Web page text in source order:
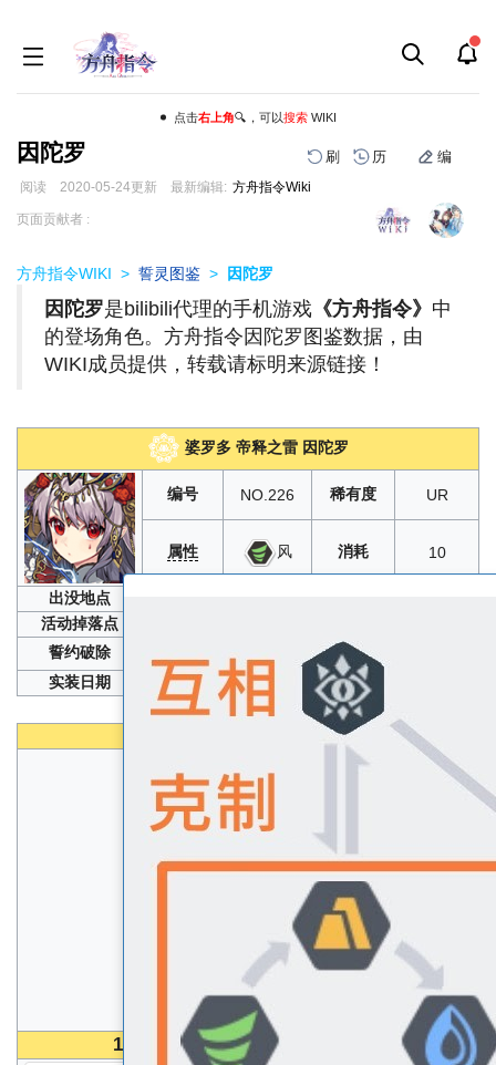
点击右上角🔍，可以搜索WIKI
因陀罗 刷 历 编
阅读 2020-05-24更新 最新编辑: 方舟指令Wiki
跳
航
跳
索
页面贡献者 :
方舟指令WIKI > 誓灵图鉴 > 因陀罗
因陀罗是bilibili代理的手机游戏 《方舟指令》 中
的登场角色。方舟指令因陀罗图鉴数据，由
WIKI成员提供，转载请标明来源链接！
婆罗多 帝释之雷 因陀罗
编号 NO.226 稀有度 UR
属性 风 消耗 10
出没地点
活动掉落点
誓约破除
20
、100
实装日期
2019年11月14日
物攻
S
物防
魔攻
魔防
B+
100 级 无圣器无核心无能源分配能力值